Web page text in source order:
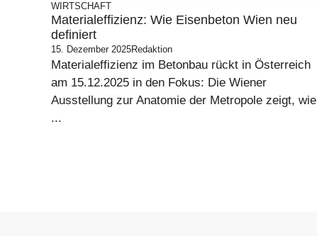
WIRTSCHAFT
Materialeffizienz: Wie Eisenbeton Wien neu
definiert
15. Dezember 2025Redaktion
Materialeffizienz im Betonbau rückt in Österreich
am 15.12.2025 in den Fokus: Die Wiener
Ausstellung zur Anatomie der Metropole zeigt, wie
...